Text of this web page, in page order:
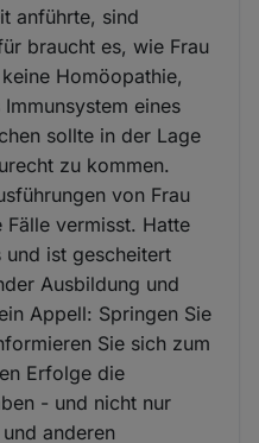
anführte, sind
braucht es, wie Frau
Homöopathie,
eines
sollte in der Lage
zu kommen.
von Frau
vermisst. Hatte
und ist gescheitert
Ausbildung und
Appell: Springen Sie
Sie sich zum
Erfolge die
- und nicht nur
anderen